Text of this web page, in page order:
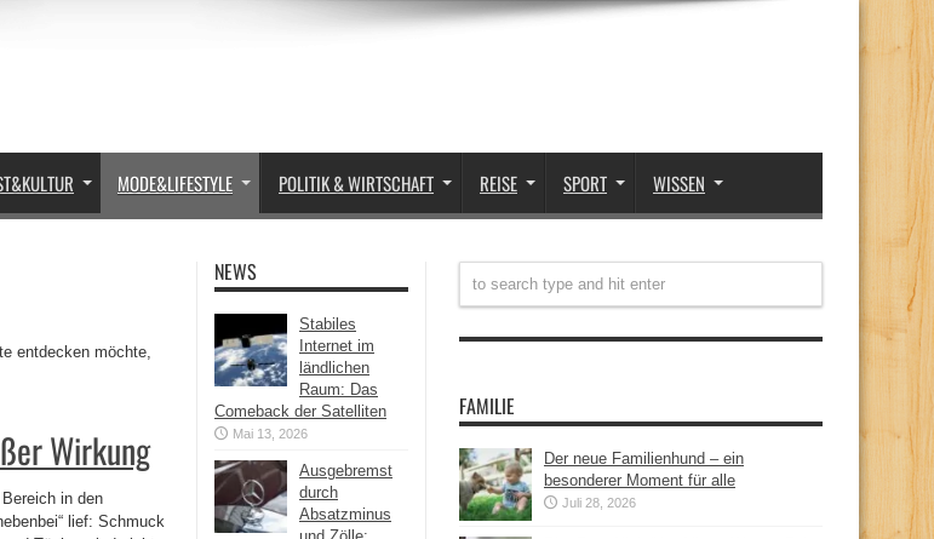
MODE&LIFESTYLE POLITIK & WIRTSCHAFT REISE SPORT WISSEN
entdecken möchte,
Wirkung
in den
lief: Schmuck
NEWS
Stabiles
Internet im
ländlichen
Raum: Das
Comeback der Satelliten
Mai 13, 2026
Ausgebremst
durch
Absatzminus
FAMILIE
Der neue Familienhund – ein
besonderer Moment für alle
Juli 28, 2026